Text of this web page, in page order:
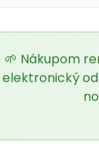
🌱 Nákupom
elektronický